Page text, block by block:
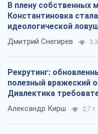
В плену собственных
Константиновка
идеологической
российских оккупантов
Дмитрий Снегирев
Рекрутинг:
полезный вражеский
Диалектика
Александр Кирш 2,7 т.